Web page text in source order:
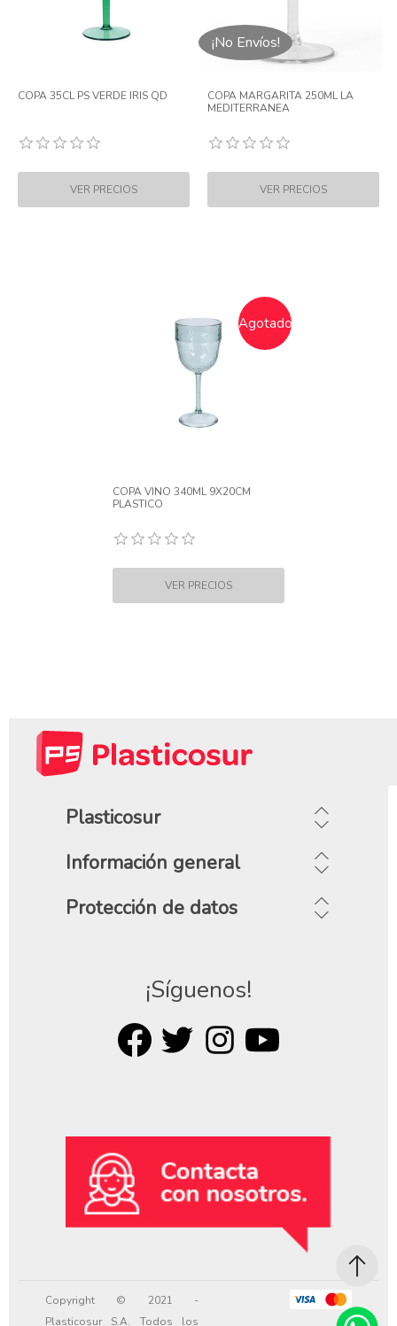
COPA 35CL PS VERDE IRIS QD
¡No Envíos!
COPA MARGARITA 250ML LA
MEDITERRANEA
Agotado
COPA VINO 340ML 9X20CM
PLASTICO
Plasticosur
Información general
Protección de datos
¡Síguenos!
Copyright © 2021 -
Plasticosur S.A. Todos los